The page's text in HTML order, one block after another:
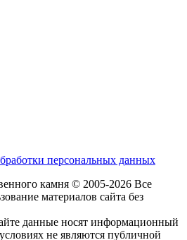
персональных данных
камня © 2005-2026 Все
материалов сайта без
данные носят информационный
не являются публичной